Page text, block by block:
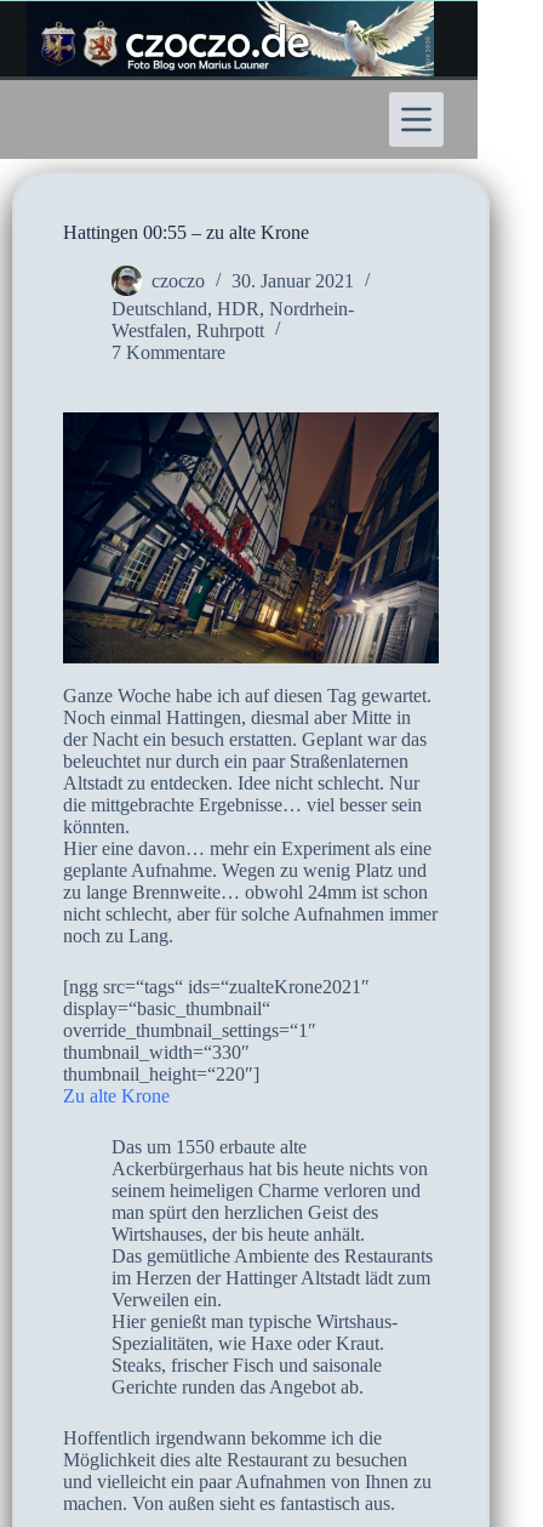
Inhalt
springen
Hattingen 00:55 – zu alte Krone
czoczo
30. Januar 2021
Deutschland, HDR, Nordrhein-
Westfalen, Ruhrpott
7 Kommentare
Ganze Woche habe ich auf diesen Tag gewartet.
Noch einmal Hattingen, diesmal aber Mitte in
der Nacht ein besuch erstatten. Geplant war das
beleuchtet nur durch ein paar Straßenlaternen
Altstadt zu entdecken. Idee nicht schlecht. Nur
die mittgebrachte Ergebnisse… viel besser sein
könnten.
Hier eine davon… mehr ein Experiment als eine
geplante Aufnahme. Wegen zu wenig Platz und
zu lange Brennweite… obwohl 24mm ist schon
nicht schlecht, aber für solche Aufnahmen immer
noch zu Lang.
[ngg src=“tags“ ids=“zualteKrone2021″
display=“basic_thumbnail“
override_thumbnail_settings=“1″
thumbnail_width=“330″
thumbnail_height=“220″]
Zu alte Krone
Das um 1550 erbaute alte
Ackerbürgerhaus hat bis heute nichts von
seinem heimeligen Charme verloren und
man spürt den herzlichen Geist des
Wirtshauses, der bis heute anhält.
Das gemütliche Ambiente des Restaurants
im Herzen der Hattinger Altstadt lädt zum
Verweilen ein.
Hier genießt man typische Wirtshaus-
Spezialitäten, wie Haxe oder Kraut.
Steaks, frischer Fisch und saisonale
Gerichte runden das Angebot ab.
Hoffentlich irgendwann bekomme ich die
Möglichkeit dies alte Restaurant zu besuchen
und vielleicht ein paar Aufnahmen von Ihnen zu
machen. Von außen sieht es fantastisch aus.